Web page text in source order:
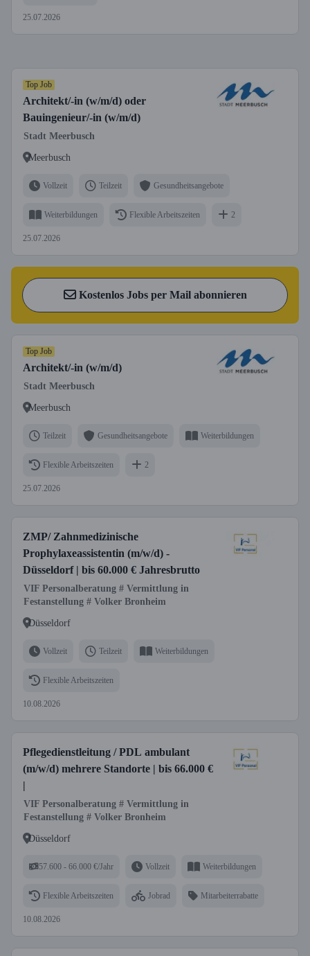
25.07.2026
Top Job
Architekt/-in (w/m/d) oder
Bauingenieur/-in (w/m/d)
Stadt Meerbusch
Meerbusch
Vollzeit Teilzeit Gesundheitsangebote
Weiterbildungen Flexible Arbeitszeiten 2
25.07.2026
Kostenlos Jobs per Mail abonnieren
Top Job
Architekt/-in (w/m/d)
Stadt Meerbusch
Meerbusch
Teilzeit Gesundheitsangebote Weiterbildungen
Flexible Arbeitszeiten 2
25.07.2026
ZMP/ Zahnmedizinische
Prophylaxeassistentin (m/w/d) -
Düsseldorf | bis 60.000 € Jahresbrutto
VIF Personalberatung # Vermittlung in
Festanstellung # Volker Bronheim
Düsseldorf
Vollzeit Teilzeit Weiterbildungen
Flexible Arbeitszeiten
10.08.2026
Pflegedienstleitung / PDL ambulant
(m/w/d) mehrere Standorte | bis 66.000 €
|
VIF Personalberatung # Vermittlung in
Festanstellung # Volker Bronheim
Düsseldorf
57.600 - 66.000 €/Jahr Vollzeit Weiterbildungen
Flexible Arbeitszeiten Jobrad Mitarbeiterrabatte
10.08.2026